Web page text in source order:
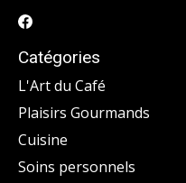
Catégories
L'Art du Café
Plaisirs Gourmands
Cuisine
Soins personnels